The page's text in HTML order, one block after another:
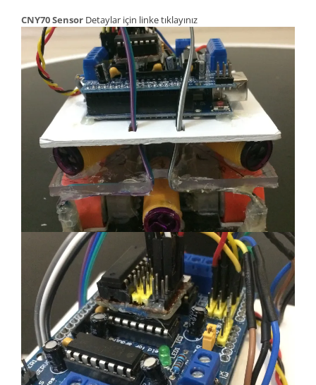
CNY70 Sensor Detaylar için linke tıklayınız